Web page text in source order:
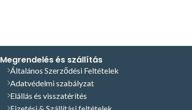
Megrendelés és szállítás
Általános Szerződési Feltételek
Adatvédelmi szabályzat
Elállás és visszatérítés
Fizetési & Szállítási feltételek